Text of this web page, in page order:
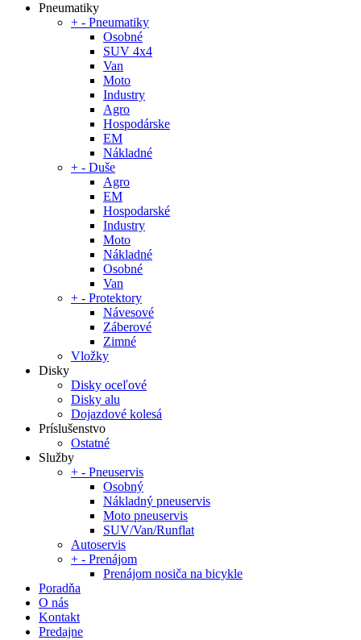
Pneumatiky
+ - Pneumatiky
Osobné
SUV 4x4
Van
Moto
Industry
Agro
Hospodárske
EM
Nákladné
+ - Duše
Agro
EM
Hospodarské
Industry
Moto
Nákladné
Osobné
Van
+ - Protektory
Návesové
Záberové
Zimné
Vložky
Disky
Disky oceľové
Disky alu
Dojazdové kolesá
Príslušenstvo
Ostatné
Služby
+ - Pneuservis
Osobný
Nákladný pneuservis
Moto pneuservis
SUV/Van/Runflat
Autoservis
+ - Prenájom
Prenájom nosiča na bicykle
Poradňa
O nás
Kontakt
Predajne